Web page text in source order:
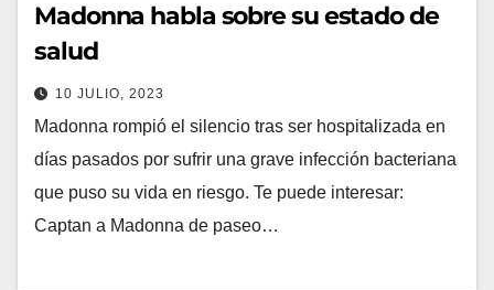
Madonna habla sobre su estado de
salud
10 JULIO, 2023
Madonna rompió el silencio tras ser hospitalizada en
días pasados por sufrir una grave infección bacteriana
que puso su vida en riesgo. Te puede interesar:
Captan a Madonna de paseo…